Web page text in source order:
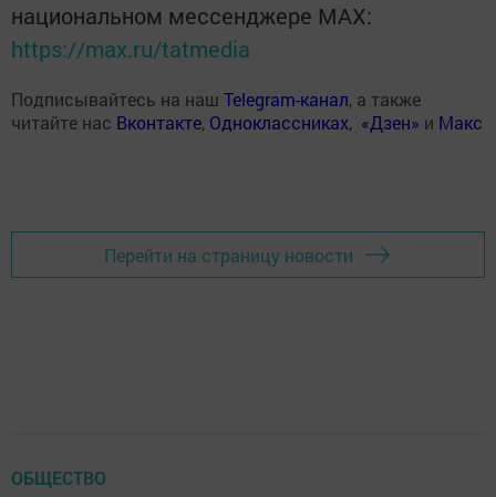
национальном мессенджере MАХ:
https://max.ru/tatmedia
Подписывайтесь на наш Telegram-канал, а также
читайте нас Вконтакте, Одноклассниках, «Дзен» и Макс
Перейти на страницу новости
ОБЩЕСТВО